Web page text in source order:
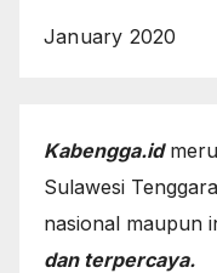
January 2020
Kabengga.id
Sulawesi
nasional maupun
dan terpercaya.